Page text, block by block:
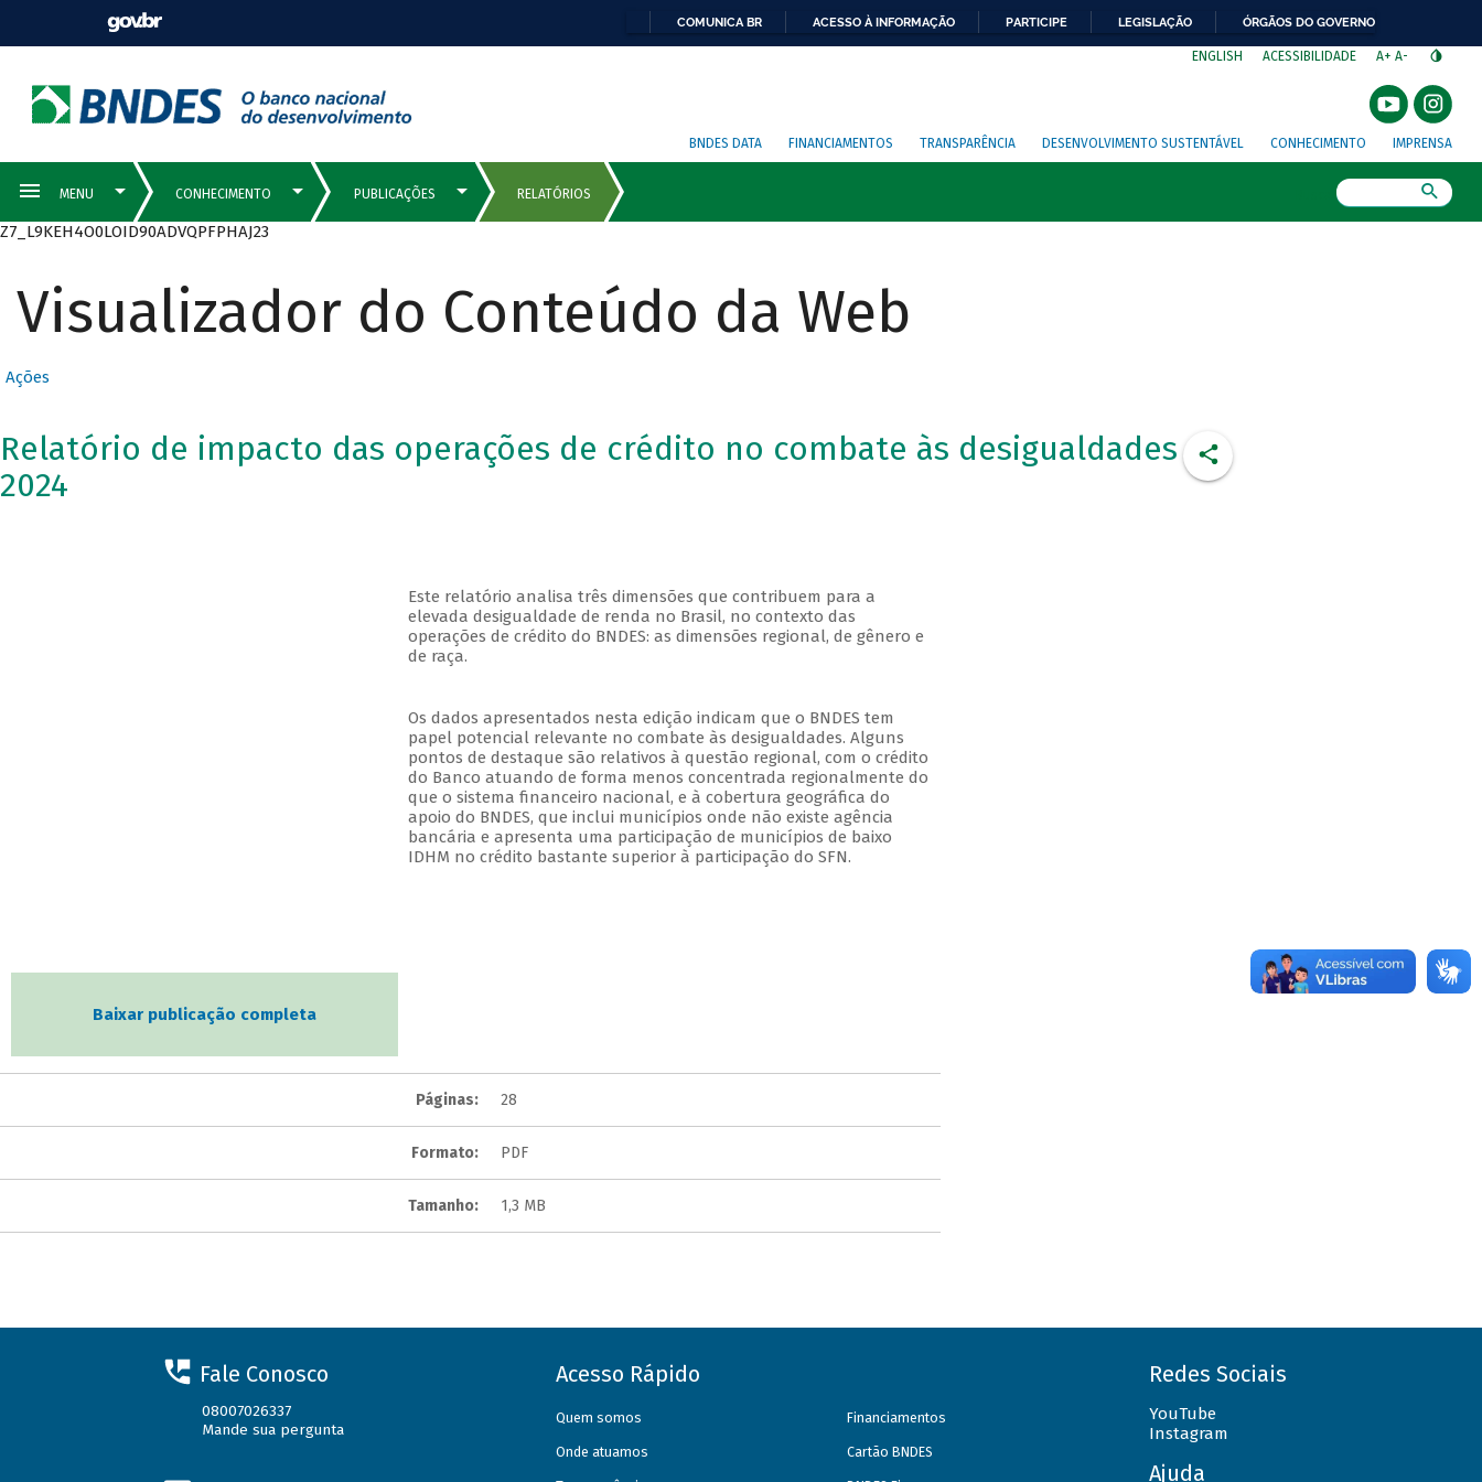
COMUNICA BR ACESSO À INFORMAÇÃO PARTICIPE LEGISLAÇÃO ÓRGÃOS DO GOVERNO
ENGLISH ACESSIBILIDADE A+ A-
BNDES DATA FINANCIAMENTOS TRANSPARÊNCIA DESENVOLVIMENTO SUSTENTÁVEL CONHECIMENTO IMPRENSA
Z7_L9KEH4O0LOID90ADVQPFPHAJ23
Visualizador do Conteúdo da Web
Ações
Relatório de impacto das operações de crédito no combate às desigualdades
2024
Este relatório analisa três dimensões que contribuem para a
elevada desigualdade de renda no Brasil, no contexto das
operações de crédito do BNDES: as dimensões regional, de gênero e
de raça.
Os dados apresentados nesta edição indicam que o BNDES tem
papel potencial relevante no combate às desigualdades. Alguns
pontos de destaque são relativos à questão regional, com o crédito
do Banco atuando de forma menos concentrada regionalmente do
que o sistema financeiro nacional, e à cobertura geográfica do
apoio do BNDES, que inclui municípios onde não existe agência
bancária e apresenta uma participação de municípios de baixo
IDHM no crédito bastante superior à participação do SFN.
Baixar publicação completa
Páginas: 28
Formato: PDF
Tamanho: 1,3 MB
Fale Conosco
08007026337
Mande sua pergunta
Acesso Rápido
Quem somos
Onde atuamos
Financiamentos
Cartão BNDES
Redes Sociais
YouTube
Instagram
Ajuda